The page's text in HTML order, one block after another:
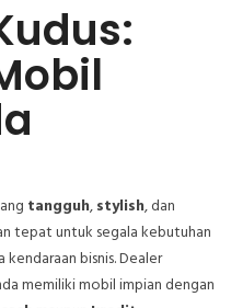
tangguh,stylish, dan
tepat untuk segala kebutuhan
bisnis. Dealer
memiliki mobil impian dengan